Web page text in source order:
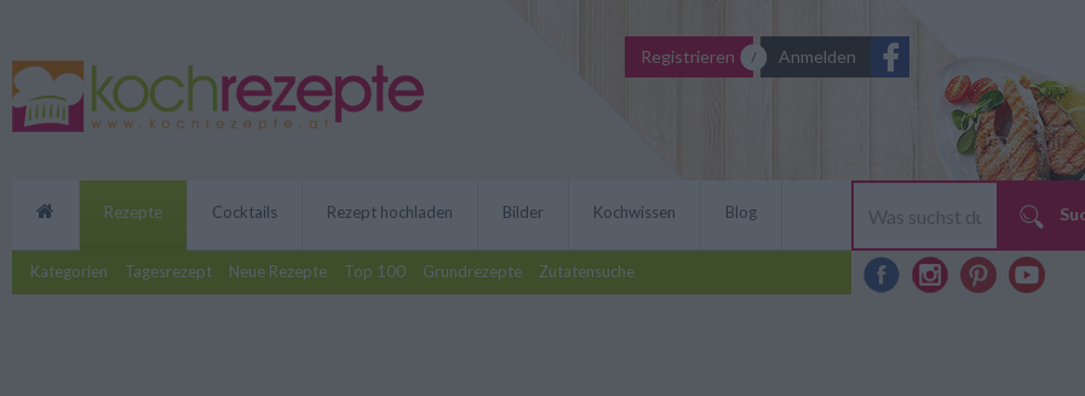
Registrieren Anmelden
Rezepte
Kategorien Tagesrezept Neue Rezepte Top 100 Grundrezepte Zutatensuche
Cocktails Rezept hochladen Bilder Kochwissen Blog